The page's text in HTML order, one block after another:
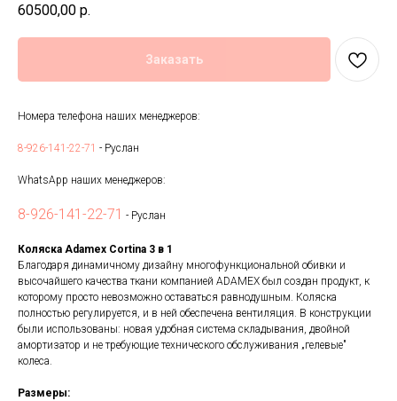
60500,00 р.
Заказать
Номера телефона наших менеджеров:
8-926-141-22-71 - Руслан
WhatsApp наших менеджеров:
8-926-141-22-71 - Руслан
Коляска Adamex Cortina 3 в 1
Благодаря динамичному дизайну многофункциональной обивки и
высочайшего качества ткани компанией ADAMEX был создан продукт, к
которому просто невозможно оставаться равнодушным. Коляска
полностью регулируется, и в ней обеспечена вентиляция. В конструкции
были использованы: новая удобная система складывания, двойной
амортизатор и не требующие технического обслуживания „гелевые"
колеса.
Размеры: